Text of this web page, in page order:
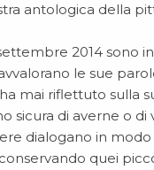
antologica della
2014 sono
le sue
mai riflettuto sulla
sicura di averne o di
dialogano in
quei